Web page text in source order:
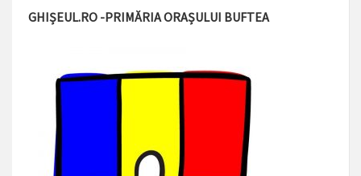
GHIȘEUL.RO -PRIMĂRIA ORAȘULUI BUFTEA